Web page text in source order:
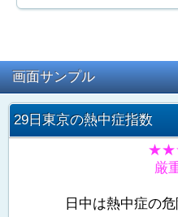
画面サンプル
29日東京の熱中症指数
厳
日中は熱中症の